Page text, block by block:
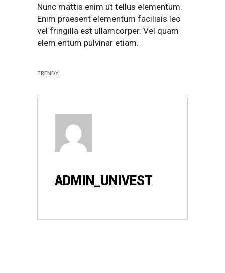
Nunc mattis enim ut tellus elementum.
Enim praesent elementum facilisis leo
vel fringilla est ullamcorper. Vel quam
elem entum pulvinar etiam.
TRENDY
ADMIN_UNIVEST